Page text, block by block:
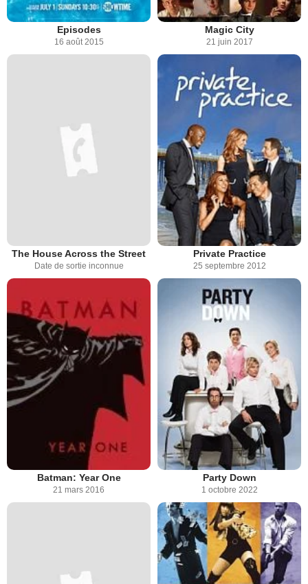
Episodes
16 août 2015
Magic City
21 juin 2017
The House Across the Street
Date de sortie inconnue
Private Practice
25 septembre 2012
Batman: Year One
21 mars 2016
Party Down
1 octobre 2022